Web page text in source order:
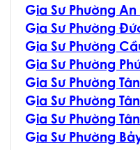
Gia Sư Phường An
Gia Sư Phường
Gia Sư Phường
Gia Sư Phường
Gia Sư Phường
Gia Sư Phường
Gia Sư Phường
Gia Sư Phường